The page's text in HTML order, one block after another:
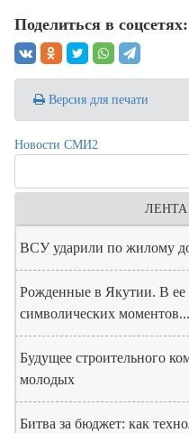
Поделиться в соцсетях:
Версия для печати
Новости СМИ2
ВСУ ударили по жилому
Рожденные в Якутии. В
символических моментов...
Будущее строительного
молодых
Битва за бюджет: как